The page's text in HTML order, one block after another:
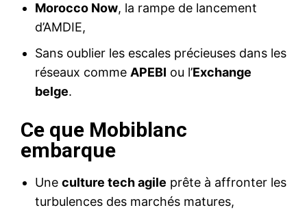
Morocco Now, la rampe de lancement
d’AMDIE,
Sans oublier les escales précieuses dans les
réseaux comme APEBI ou l’Exchange
belge.
Ce que Mobiblanc
embarque
Une culture tech agile prête à affronter les
turbulences des marchés matures,